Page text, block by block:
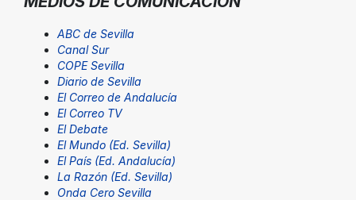
ABC de Sevilla
Canal Sur
COPE Sevilla
Diario de Sevilla
El Correo de Andalucía
El Correo TV
El Debate
El Mundo (Ed. Sevilla)
El País (Ed. Andalucía)
La Razón (Ed. Sevilla)
Onda Cero Sevilla